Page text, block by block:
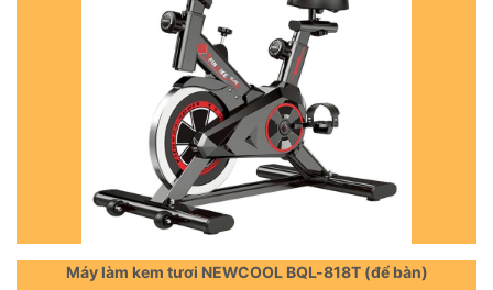
Máy làm kem tươi NEWCOOL BQL-818T (để bàn)